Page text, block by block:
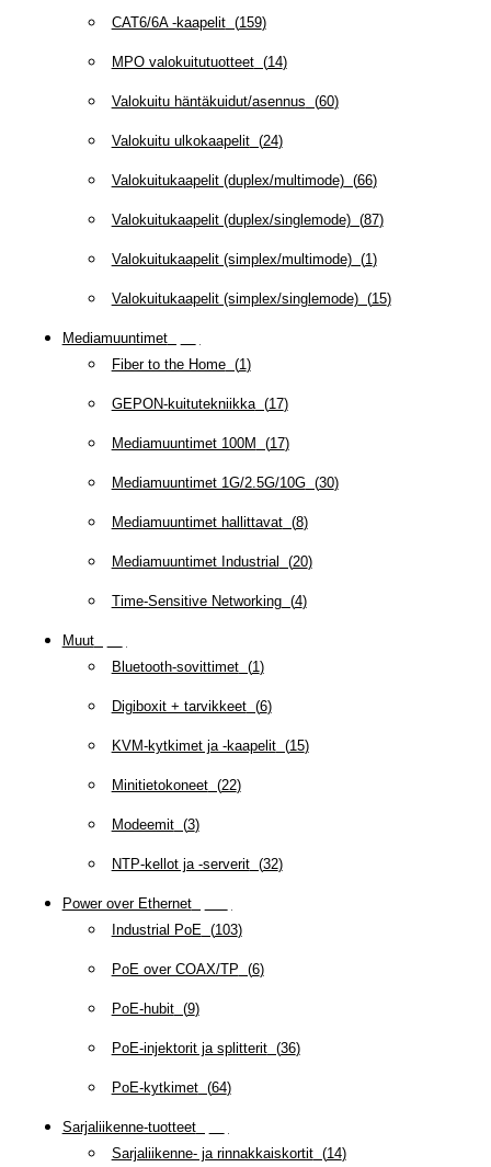
CAT6/6A -kaapelit(159)
MPO valokuitutuotteet(14)
Valokuitu häntäkuidut/asennus (60)
Valokuitu ulkokaapelit(24)
Valokuitukaapelit (duplex/multimode)(66)
Valokuitukaapelit (duplex/singlemode)(87)
Valokuitukaapelit (simplex/multimode)(1)
Valokuitukaapelit (simplex/singlemode)(15)
Mediamuuntimet(
Fiber to the Home(1)
GEPON-kuitutekniikka(17)
Mediamuuntimet 100M (17)
Mediamuuntimet 1G/2.5G/10G(30)
Mediamuuntimet hallittavat(8)
Mediamuuntimet Industrial (20)
Time-Sensitive Networking(4)
Muut(
Bluetooth-sovittimet(1)
Digiboxit + tarvikkeet(6)
KVM-kytkimet ja -kaapelit(15)
Minitietokoneet(22)
Modeemit(3)
NTP-kellot ja -serverit(32)
Power over Ethernet(
Industrial PoE(103)
PoE over COAX/TP (6)
PoE-hubit(9)
PoE-injektorit ja splitterit(36)
PoE-kytkimet(64)
Sarjaliikenne-tuotteet(
Sarjaliikenne- ja rinnakkaiskortit(14)